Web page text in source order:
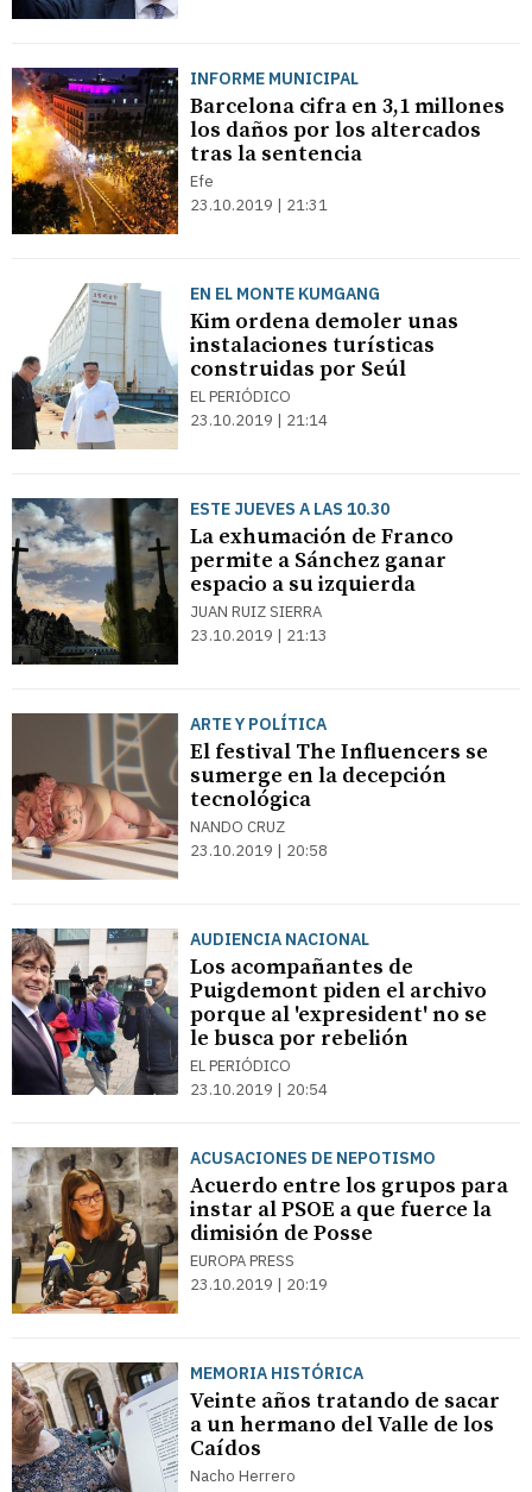
INFORME MUNICIPAL
Barcelona cifra en 3,1 millones
los daños por los altercados
tras la sentencia
Efe
23.10.2019 | 21:31
EN EL MONTE KUMGANG
Kim ordena demoler unas
instalaciones turísticas
construidas por Seúl
EL PERIÓDICO
23.10.2019 | 21:14
ESTE JUEVES A LAS 10.30
La exhumación de Franco
permite a Sánchez ganar
espacio a su izquierda
JUAN RUIZ SIERRA
23.10.2019 | 21:13
ARTE Y POLÍTICA
El festival The Influencers se
sumerge en la decepción
tecnológica
NANDO CRUZ
23.10.2019 | 20:58
AUDIENCIA NACIONAL
Los acompañantes de
Puigdemont piden el archivo
porque al 'expresident' no se
le busca por rebelión
EL PERIÓDICO
23.10.2019 | 20:54
ACUSACIONES DE NEPOTISMO
Acuerdo entre los grupos para
instar al PSOE a que fuerce la
dimisión de Posse
EUROPA PRESS
23.10.2019 | 20:19
MEMORIA HISTÓRICA
Veinte años tratando de sacar
a un hermano del Valle de los
Caídos
Nacho Herrero